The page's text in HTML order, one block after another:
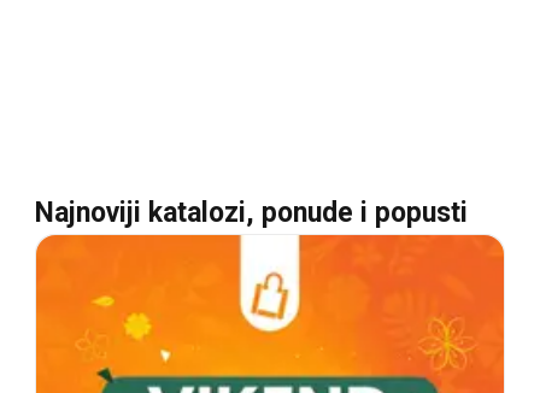
Najnoviji katalozi, ponude i popusti